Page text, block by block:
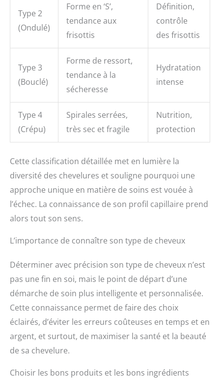
Type 2
(Ondulé)
Forme en ‘S’,
tendance aux
frisottis
Définition,
contrôle
des frisottis
Type 3
(Bouclé)
Forme de ressort,
tendance à la
sécheresse
Hydratation
intense
Type 4
(Crépu)
Spirales serrées,
très sec et fragile
Nutrition,
protection
Cette classification détaillée met en lumière la
diversité des chevelures et souligne pourquoi une
approche unique en matière de soins est vouée à
l’échec. La connaissance de son profil capillaire prend
alors tout son sens.
L’importance de connaître son type de cheveux
Déterminer avec précision son type de cheveux n’est
pas une fin en soi, mais le point de départ d’une
démarche de soin plus intelligente et personnalisée.
Cette connaissance permet de faire des choix
éclairés, d’éviter les erreurs coûteuses en temps et en
argent, et surtout, de maximiser la santé et la beauté
de sa chevelure.
Choisir les bons produits et les bons ingrédients